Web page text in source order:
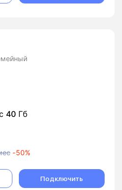
40 Гб
-50%
Подключить